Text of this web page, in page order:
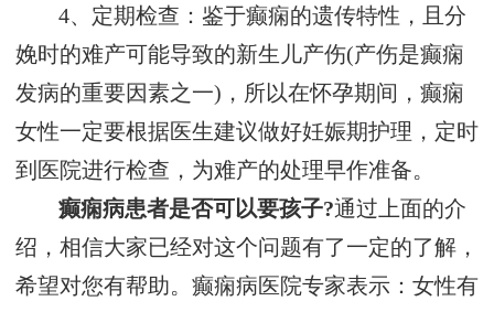
4、定期检查：鉴于癫痫的遗传特性，且分
娩时的难产可能导致的新生儿产伤(产伤是癫痫
发病的重要因素之一)，所以在怀孕期间，癫痫
女性一定要根据医生建议做好妊娠期护理，定时
到医院进行检查，为难产的处理早作准备。
癫痫病患者是否可以要孩子?通过上面的介
绍，相信大家已经对这个问题有了一定的了解，
希望对您有帮助。癫痫病医院专家表示：女性有